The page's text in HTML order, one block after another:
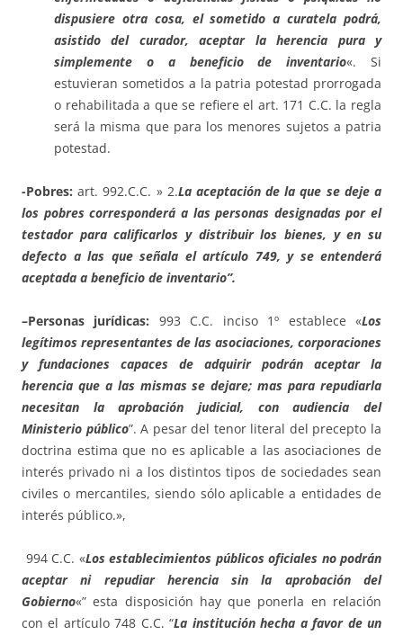
dispusiere otra cosa, el sometido a curatela podrá,
asistido del curador, aceptar la herencia pura y
simplemente o a beneficio de inventario«. Si
estuvieran sometidos a la patria potestad prorrogada
o rehabilitada a que se refiere el art. 171 C.C. la regla
será la misma que para los menores sujetos a patria
potestad.
-Pobres: art. 992.C.C. » 2.La aceptación de la que se deje a
los pobres corresponderá a las personas designadas por el
testador para calificarlos y distribuir los bienes, y en su
defecto a las que señala el artículo 749, y se entenderá
aceptada a beneficio de inventario”.
–Personas jurídicas: 993 C.C. inciso 1º establece «Los
legítimos representantes de las asociaciones, corporaciones
y fundaciones capaces de adquirir podrán aceptar la
herencia que a las mismas se dejare; mas para repudiarla
necesitan la aprobación judicial, con audiencia del
Ministerio público”. A pesar del tenor literal del precepto la
doctrina estima que no es aplicable a las asociaciones de
interés privado ni a los distintos tipos de sociedades sean
civiles o mercantiles, siendo sólo aplicable a entidades de
interés público.»,
994 C.C. «­­­­Los establecimientos públicos oficiales no podrán
aceptar ni repudiar herencia sin la aprobación del
Gobierno«” esta disposición hay que ponerla en relación
con el artículo 748 C.C. “La institución hecha a favor de un